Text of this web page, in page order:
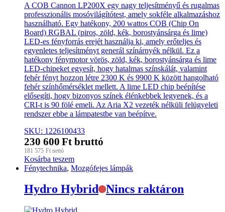
A COB Cannon LP200X egy nagy teljesítményű és rugalmas
professzionális mosóvilágítótest, amely sokféle alkalmazáshoz
használható. Egy hatékony, 200 wattos COB (Chip On
Board) RGBAL (piros, zöld, kék, borostyánsárga és lime)
LED-es fényforrás erejét használja ki, amely erőteljes és
egyenletes teljesítményt generál színárnyék nélkül. Ez a
hatékony fénymotor vörös, zöld, kék, borostyánsárga és lime
LED-chipeket egyesít, hogy hatalmas színskálát, valamint
fehér fényt hozzon létre 2300 K és 9900 K között hangolható
fehér színhőmérséklet mellett. A lime LED chip beépítése
elősegíti, hogy bizonyos színek élénkebbek legyenek, és a
CRI-t is 90 fölé emeli. Az Aria X2 vezeték nélküli felügyeleti
rendszer ebbe a lámpatestbe van beépítve.
SKU: 1226100433
230 600 Ft bruttó
181 575 Ft nettó
Kosárba teszem
Fénytechnika, Mozgófejes lámpák
Hydro Hybrid Nincs raktáron